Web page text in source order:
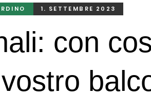
1. SETTEMBRE 2023
con